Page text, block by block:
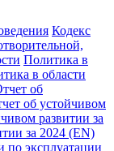
Кодекс
Политика в
в области
об
об устойчивом
развитии за
за 2024 (EN)
по эксплуатации